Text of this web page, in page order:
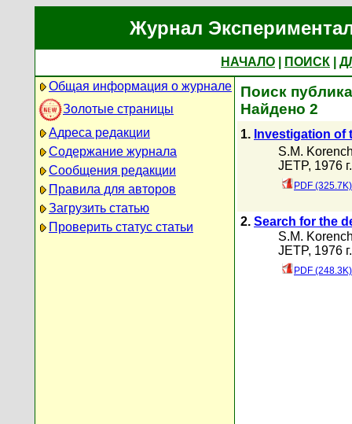
Журнал
НАЧАЛО ПОИСК
Общая информация о журнале
Золотые страницы
Адреса редакции
Содержание журнала
Сообщения редакции
Правила для авторов
Загрузить статью
Проверить статус статьи
Поиск
Найдено 2
1. Investigation of
S.M.
JETP, 1976
PDF (325.7K)
2. Search for the
S.M.
JETP, 1976
PDF (248.3K)